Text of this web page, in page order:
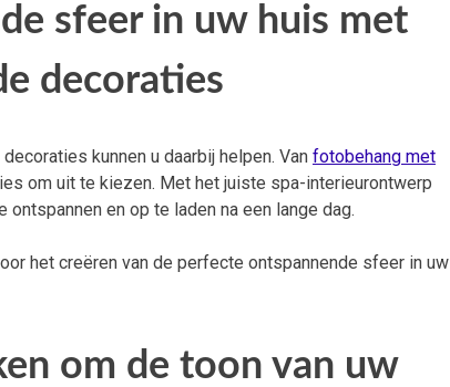
sfeer in uw huis met
decoraties
kunnen u daarbij helpen. Van fotobehang met
om uit te kiezen. Met het juiste spa-interieurontwerp
en op te laden na een lange dag.
het creëren van de perfecte ontspannende sfeer in uw
om de toon van uw